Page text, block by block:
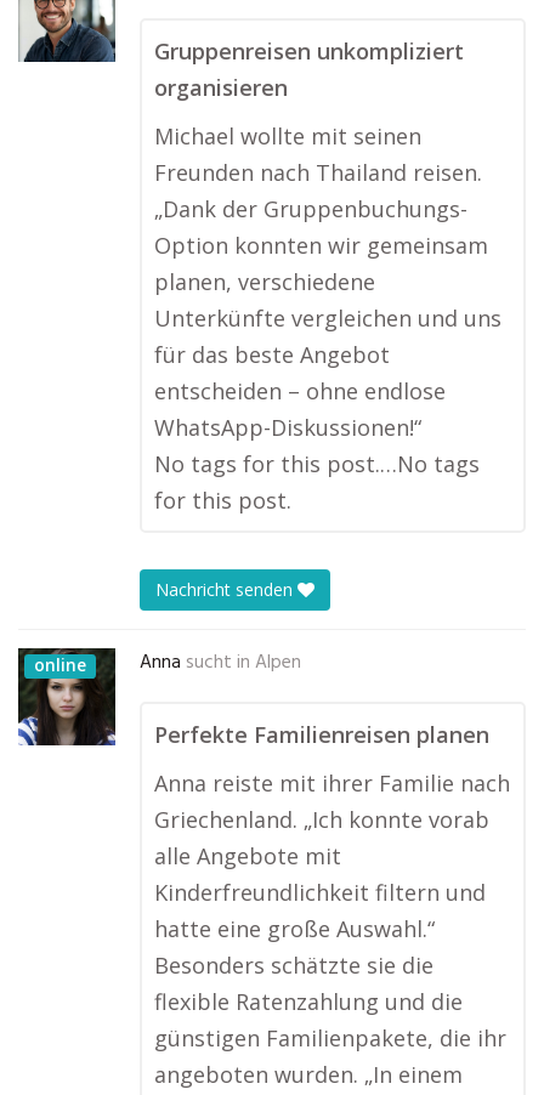
Gruppenreisen unkompliziert
organisieren
Michael wollte mit seinen
Freunden nach Thailand reisen.
„Dank der Gruppenbuchungs-
Option konnten wir gemeinsam
planen, verschiedene
Unterkünfte vergleichen und uns
für das beste Angebot
entscheiden – ohne endlose
WhatsApp-Diskussionen!“
No tags for this post.…No tags
for this post.
Nachricht senden
online Anna sucht in Alpen
Perfekte Familienreisen planen
Anna reiste mit ihrer Familie nach
Griechenland. „Ich konnte vorab
alle Angebote mit
Kinderfreundlichkeit filtern und
hatte eine große Auswahl.“
Besonders schätzte sie die
flexible Ratenzahlung und die
günstigen Familienpakete, die ihr
angeboten wurden. „In einem